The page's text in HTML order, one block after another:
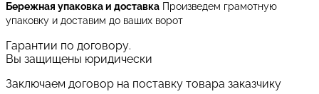
Бережная упаковка и доставка Произведем грамотную
упаковку и доставим до ваших ворот
Гарантии по договору.
Вы защищены юридически
Заключаем договор на поставку товара заказчику